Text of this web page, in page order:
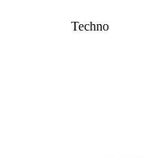
Techno